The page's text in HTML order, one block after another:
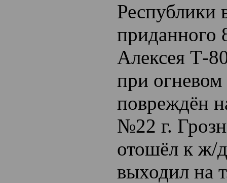
Республики
Алексея Т-
при огневом
повреждён
№22 г.
отошёл к ж/
выходил на